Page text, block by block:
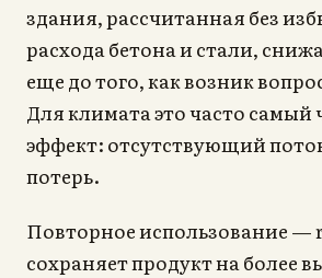
здания, рассчитанная без
расхода бетона и стали,
еще до того, как возник
Для климата это часто самый
эффект: отсутствующий
потерь.
Повторное использование —
сохраняет продукт на более